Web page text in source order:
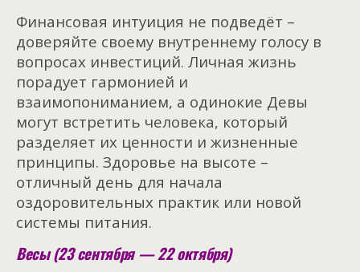
Финансовая интуиция не подведёт –
доверяйте своему внутреннему голосу в
вопросах инвестиций. Личная жизнь
порадует гармонией и
взаимопониманием, а одинокие Девы
могут встретить человека, который
разделяет их ценности и жизненные
принципы. Здоровье на высоте –
отличный день для начала
оздоровительных практик или новой
системы питания.
Весы (23 сентября — 22 октября)